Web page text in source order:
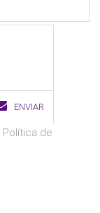
ENVIAR
Política de